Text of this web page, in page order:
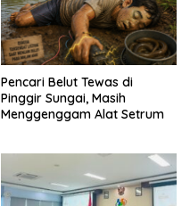
Pencari Belut Tewas di
Pinggir Sungai, Masih
Menggenggam Alat Setrum